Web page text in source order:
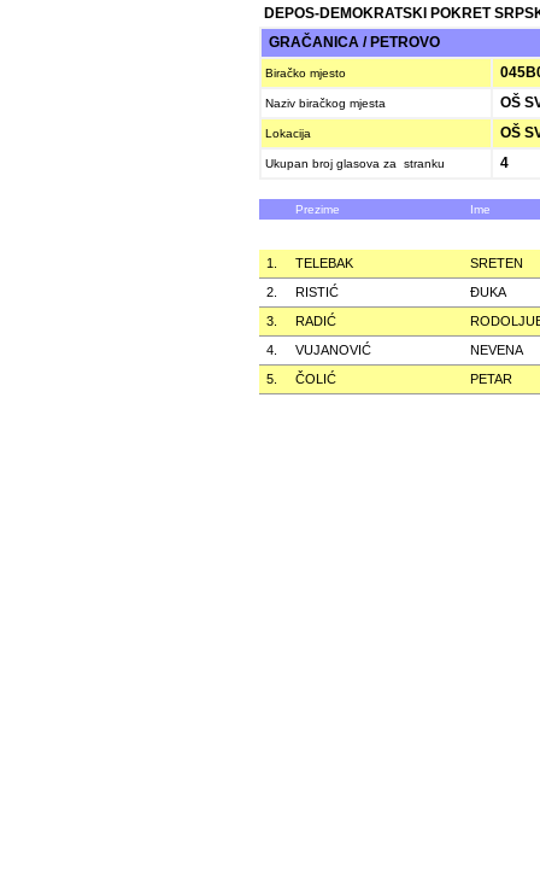
DEPOS-DEMOKRATSKI POKRET
GRAČANICA / PETROVO
Biračko mjesto
Naziv biračkog mjesta OŠ
Lokacija OŠ
Ukupan broj glasova za stranku 4
Prezime Ime
1. TELEBAK
SRETEN
2.
RISTIĆ
ÐUKA
3.
RADIĆ
4.
VUJANOVIĆ
NEVENA
5.
ČOLIĆ PETAR